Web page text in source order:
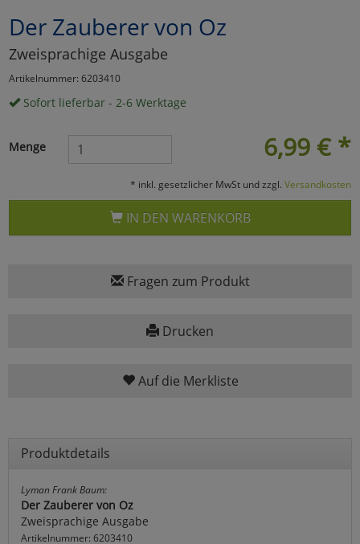
Der Zauberer von Oz
Zweisprachige Ausgabe
Artikelnummer: 6203410
Sofort lieferbar - 2-6 Werktage
6,99 € *
Menge
* inkl. gesetzlicher MwSt und zzgl. Versandkosten
IN DEN WARENKORB
Fragen zum Produkt
Drucken
Auf die Merkliste
Produktdetails
Lyman Frank Baum:
Der Zauberer von Oz
Zweisprachige Ausgabe
Artikelnummer: 6203410
Marketing
Umfragetools
Cookies
Alle Akzeptieren
Cookies
zurückzu Haupptseite